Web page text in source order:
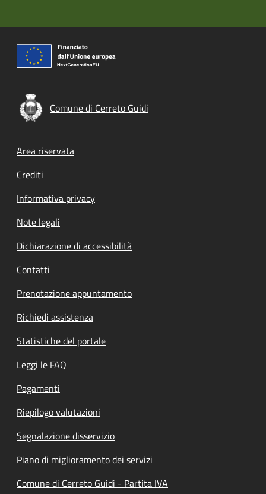
Comune di Cerreto Guidi
Footer menu
Area riservata
Crediti
Informativa privacy
Note legali
Dichiarazione di accessibilità
Contatti
Prenotazione appuntamento
Richiedi assistenza
Statistiche del portale
Leggi le FAQ
Pagamenti
Riepilogo valutazioni
Segnalazione disservizio
Piano di miglioramento dei servizi
Comune di Cerreto Guidi - Partita IVA